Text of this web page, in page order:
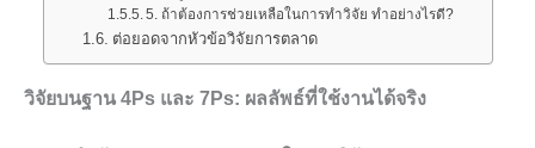
5. ถ้าต้องการช่วยเหลือในการทำวิจัย ทำอย่างไรดี?
ต่อยอดจากหัวข้อวิจัยการตลาด
วิจัยบนฐาน 4Ps และ 7Ps: ผลลัพธ์ที่ใช้งานได้จริง